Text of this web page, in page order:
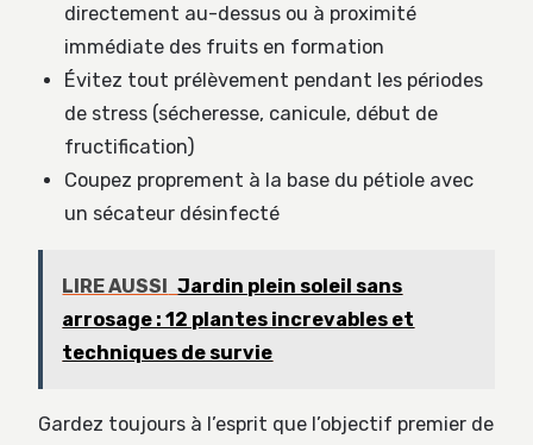
directement au-dessus ou à proximité
immédiate des fruits en formation
Évitez tout prélèvement pendant les périodes
de stress (sécheresse, canicule, début de
fructification)
Coupez proprement à la base du pétiole avec
un sécateur désinfecté
LIRE AUSSI Jardin plein soleil sans
arrosage : 12 plantes increvables et
techniques de survie
Gardez toujours à l’esprit que l’objectif premier de